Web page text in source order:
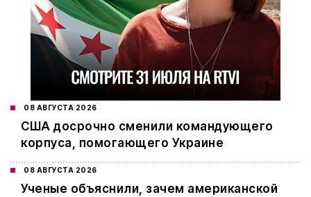
08 АВГУСТА 2026
США досрочно сменили командующего
корпуса, помогающего Украине
08 АВГУСТА 2026
Ученые объяснили, зачем американской